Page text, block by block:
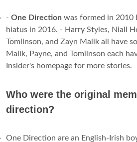
- One Direction was formed in
hiatus in 2016. - Harry Styles, Niall
Tomlinson, and Zayn Malik all have
Malik, Payne, and Tomlinson each
Insider's homepage for more stories.
Who were the original
direction?
One Direction are an English-Irish